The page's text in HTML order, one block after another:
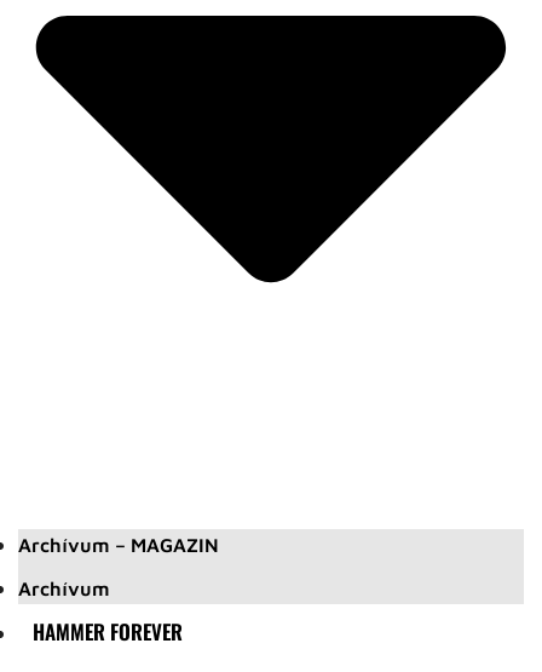
Archívum – MAGAZIN
Archívum
HAMMER FOREVER